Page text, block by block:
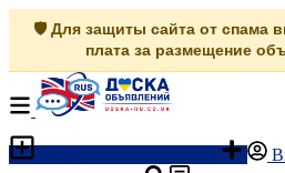
🛡️ Для защиты сайта от спама
плата за размещение